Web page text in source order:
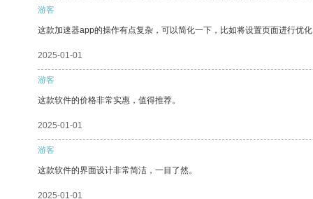
游客
这款加速器app的操作有点复杂，可以简化一下，比如将设置页面进行优
2025-01-01
游客
这款软件的价格非常实惠，值得推荐。
2025-01-01
游客
这款软件的界面设计非常简洁，一目了然。
2025-01-01